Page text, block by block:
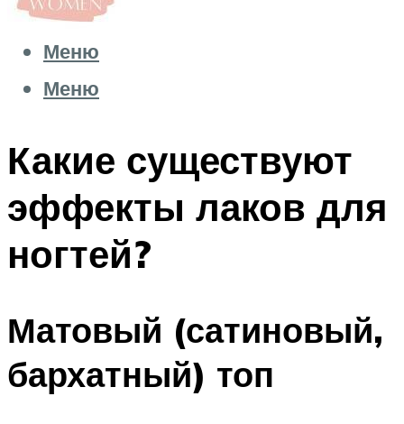
Меню
Меню
Какие существуют
эффекты лаков для
ногтей?
Матовый (сатиновый,
бархатный) топ